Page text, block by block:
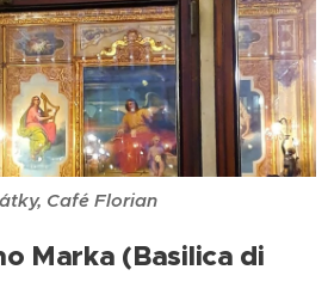
Café Florian
Marka (Basilica di